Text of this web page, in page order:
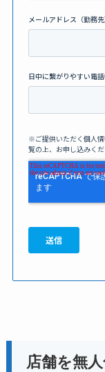
店舗を無